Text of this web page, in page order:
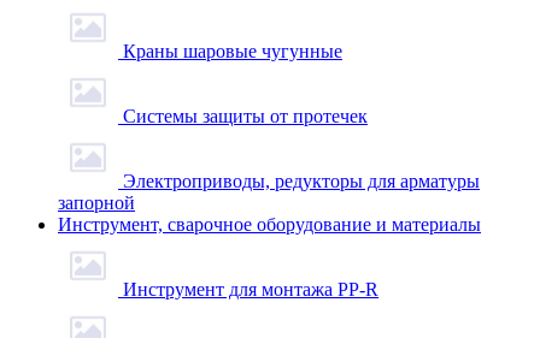
Краны шаровые чугунные
Системы защиты от протечек
Электроприводы, редукторы для арматуры
запорной
Инструмент, сварочное оборудование и материалы
Инструмент для монтажа PP-R